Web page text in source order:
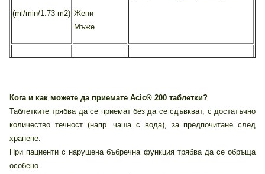
(ml/min/1.73 m2) Жени
Мъже
< 10
>6.22
>8.48
1 таблетка Асю®200 2 пъти
дневно през 12 часа
10-25 ml/min
800 mg 3 пъти дневно през 8
Кога и как можете да приемате Acic® 200 таблетки?
Таблетките трябва да се приемат без да се сдъвкват, с достатъчно
количество течност (напр. чаша с вода), за предпочитане след
хранене.
При пациенти с нарушена бъбречна функция трябва да се обръща
особено